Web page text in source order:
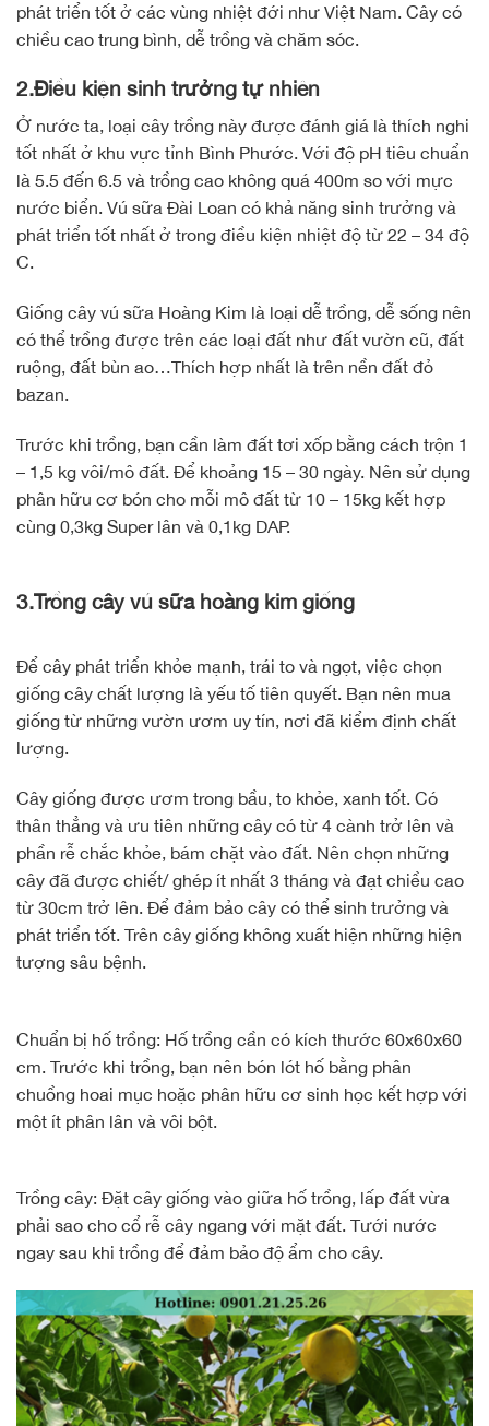
phát triển tốt ở các vùng nhiệt đới như Việt Nam. Cây có
chiều cao trung bình, dễ trồng và chăm sóc.
2.Điều kiện sinh trưởng tự nhiên
Ở nước ta, loại cây trồng này được đánh giá là thích nghi
tốt nhất ở khu vực tỉnh Bình Phước. Với độ pH tiêu chuẩn
là 5.5 đến 6.5 và trồng cao không quá 400m so với mực
nước biển. Vú sữa Đài Loan có khả năng sinh trưởng và
phát triển tốt nhất ở trong điều kiện nhiệt độ từ 22 – 34 độ
C.
Giống cây vú sữa Hoàng Kim là loại dễ trồng, dễ sống nên
có thể trồng được trên các loại đất như đất vườn cũ, đất
ruộng, đất bùn ao…Thích hợp nhất là trên nền đất đỏ
bazan.
Trước khi trồng, bạn cần làm đất tơi xốp bằng cách trộn 1
– 1,5 kg vôi/mô đất. Để khoảng 15 – 30 ngày. Nên sử dụng
phân hữu cơ bón cho mỗi mô đất từ 10 – 15kg kết hợp
cùng 0,3kg Super lân và 0,1kg DAP.
3.Trồng cây vú sữa hoàng kim giống
Để cây phát triển khỏe mạnh, trái to và ngọt, việc chọn
giống cây chất lượng là yếu tố tiên quyết. Bạn nên mua
giống từ những vườn ươm uy tín, nơi đã kiểm định chất
lượng.
Cây giống được ươm trong bầu, to khỏe, xanh tốt. Có
thân thẳng và ưu tiên những cây có từ 4 cành trở lên và
phần rễ chắc khỏe, bám chặt vào đất. Nên chọn những
cây đã được chiết/ ghép ít nhất 3 tháng và đạt chiều cao
từ 30cm trở lên. Để đảm bảo cây có thể sinh trưởng và
phát triển tốt. Trên cây giống không xuất hiện những hiện
tượng sâu bệnh.
Chuẩn bị hố trồng: Hố trồng cần có kích thước 60x60x60
cm. Trước khi trồng, bạn nên bón lót hố bằng phân
chuồng hoai mục hoặc phân hữu cơ sinh học kết hợp với
một ít phân lân và vôi bột.
Trồng cây: Đặt cây giống vào giữa hố trồng, lấp đất vừa
phải sao cho cổ rễ cây ngang với mặt đất. Tưới nước
ngay sau khi trồng để đảm bảo độ ẩm cho cây.